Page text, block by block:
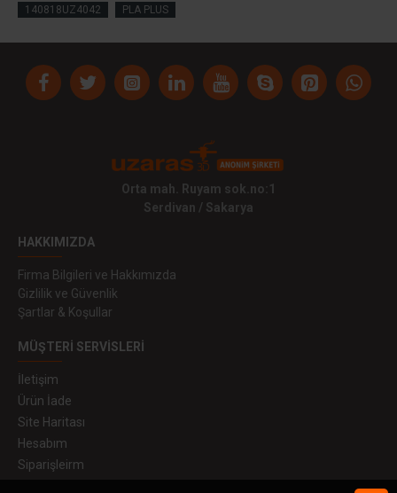
140818UZ4042
PLA PLUS
Orta mah. Ruyam sok.no:1
Serdivan / Sakarya
HAKKIMIZDA
Firma Bilgileri ve Hakkımızda
Gizlilik ve Güvenlik
Şartlar & Koşullar
MÜŞTERI SERVISLERI
İletişim
Ürün İade
Site Haritası
Hesabım
Siparişleirm